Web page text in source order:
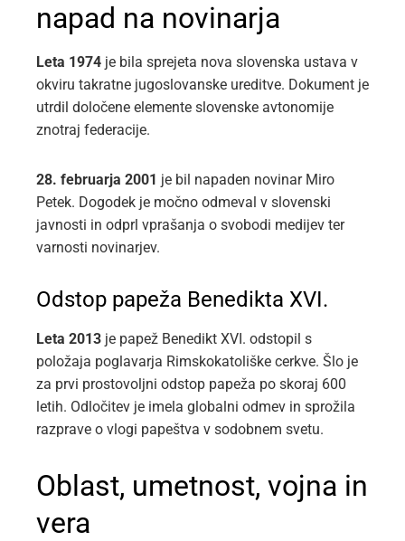
napad na novinarja
Leta 1974 je bila sprejeta nova slovenska ustava v
okviru takratne jugoslovanske ureditve. Dokument je
utrdil določene elemente slovenske avtonomije
znotraj federacije.
28. februarja 2001 je bil napaden novinar Miro
Petek. Dogodek je močno odmeval v slovenski
javnosti in odprl vprašanja o svobodi medijev ter
varnosti novinarjev.
Odstop papeža Benedikta XVI.
Leta 2013 je papež Benedikt XVI. odstopil s
položaja poglavarja Rimskokatoliške cerkve. Šlo je
za prvi prostovoljni odstop papeža po skoraj 600
letih. Odločitev je imela globalni odmev in sprožila
razprave o vlogi papeštva v sodobnem svetu.
Oblast, umetnost, vojna in
vera